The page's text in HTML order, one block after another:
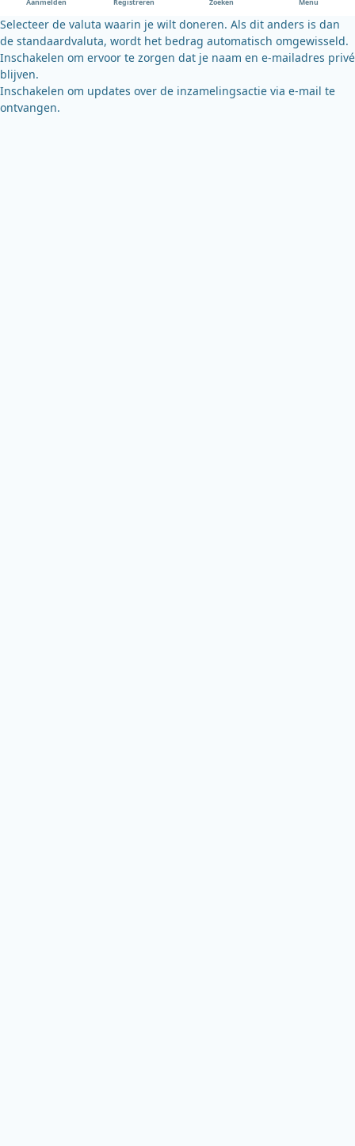
k
Aanmelden Registreren Zoeken Menu
Selecteer de valuta waarin je wilt doneren. Als dit anders is dan
de standaardvaluta, wordt het bedrag automatisch omgewisseld.
Inschakelen om ervoor te zorgen dat je naam en e-mailadres privé
blijven.
Inschakelen om updates over de inzamelingsactie via e-mail te
ontvangen.